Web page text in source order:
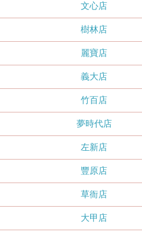
文心店
樹林店
麗寶店
義大店
竹百店
夢時代店
左新店
豐原店
草衙店
大甲店